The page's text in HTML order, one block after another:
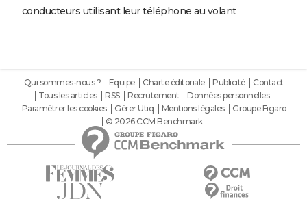
conducteurs utilisant leur téléphone au volant
Qui sommes-nous ? Equipe Charte éditoriale Publicité
Contact
Tous les articles
RSS Recrutement
Données personnelles
Paramétrer les cookies
Gérer Utiq Mentions légales
Groupe Figaro
© 2026 CCM Benchmark